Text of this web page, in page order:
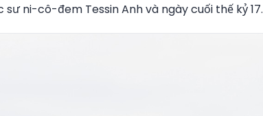
ni-cô-đem Tessin Anh và ngày cuối thế kỷ 17.